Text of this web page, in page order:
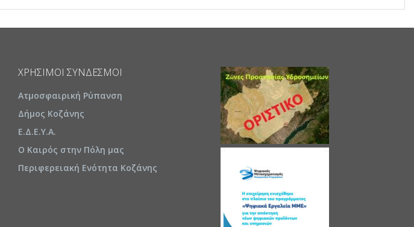
ΧΡΉΣΙΜΟΙ ΣΎΝΔΕΣΜΟΙ
Ατμοσφαιρική Ρύπανση
Δήμος Κοζάνης
Ε.Δ.Ε.Υ.Α.
Ο Καιρός στην Πόλη μας
Περιφερειακή Ενότητα Κοζάνης